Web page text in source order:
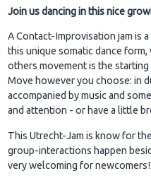
Join us dancing in this nice
A Contact-Improvisation jam is
this unique somatic dance
others movement is the starting
Move however you choose: in
accompanied by music and
and attention - or have a little
This Utrecht-Jam is know for
group-interactions happen
very welcoming for newcomers!